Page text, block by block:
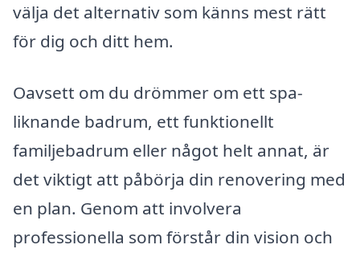
välja det alternativ som känns mest rätt
för dig och ditt hem.
Oavsett om du drömmer om ett spa-
liknande badrum, ett funktionellt
familjebadrum eller något helt annat, är
det viktigt att påbörja din renovering med
en plan. Genom att involvera
professionella som förstår din vision och